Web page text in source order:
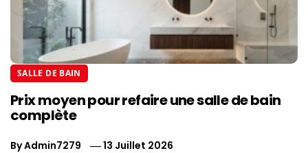
SALLE DE BAIN
Prix moyen pour refaire une salle de bain
complète
ByAdmin7279 13 Juillet 2026